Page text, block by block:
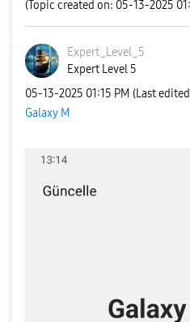
(Topic created on: 05-13-2025
Expert_Level_5
Expert Level 5
‎05-13-2025 01:15 PM (Last edited
Galaxy M